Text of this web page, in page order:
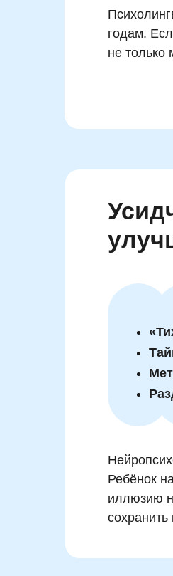
годам.
не только
Ребёнок
иллюзию
сохранить